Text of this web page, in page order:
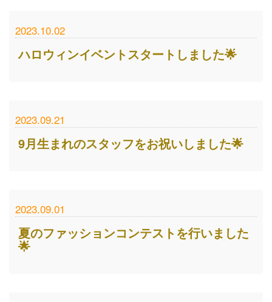
2023.10.02
ハロウィンイベントスタートしました🌟
2023.09.21
9月生まれのスタッフをお祝いしました🌟
2023.09.01
夏のファッションコンテストを行いました
🌟